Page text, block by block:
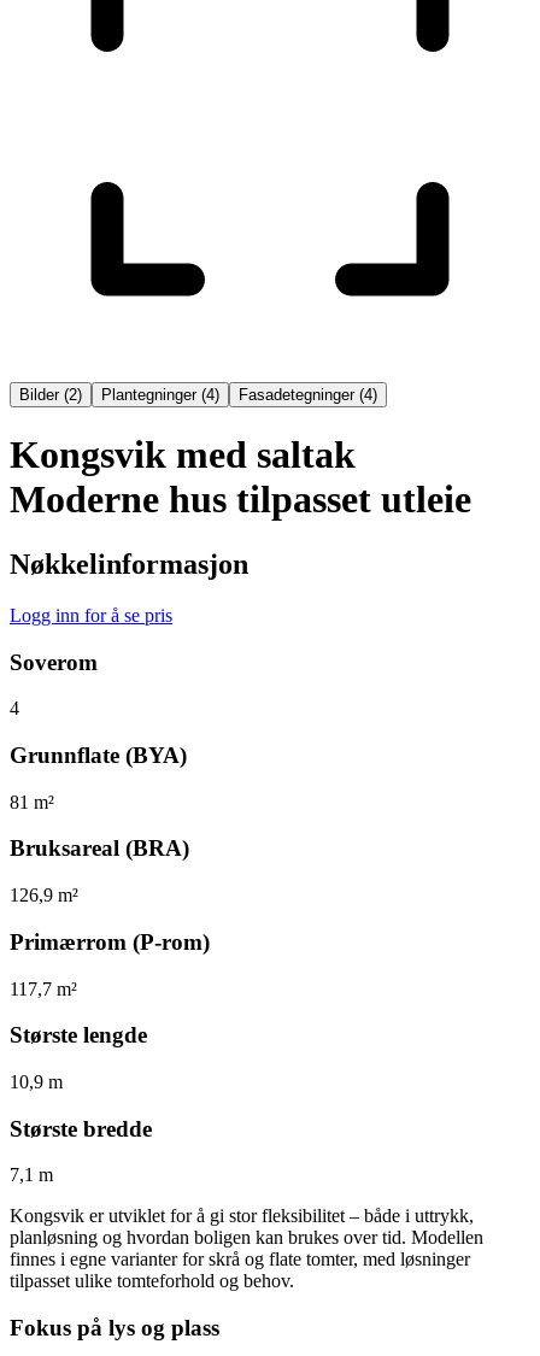
Bilder(2) Plantegninger(4) Fasadetegninger(4)
Kongsvik med saltak
Moderne hus tilpasset utleie
Nøkkelinformasjon
Logg inn for å se pris
Soverom
4
Grunnflate (BYA)
81 m²
Bruksareal (BRA)
126,9 m²
Primærrom (P-rom)
117,7 m²
Største lengde
10,9 m
Største bredde
7,1 m
Kongsvik er utviklet for å gi stor fleksibilitet – både i uttrykk,
planløsning og hvordan boligen kan brukes over tid. Modellen
finnes i egne varianter for skrå og flate tomter, med løsninger
tilpasset ulike tomteforhold og behov.
Fokus på lys og plass